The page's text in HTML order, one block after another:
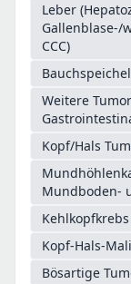
Leber
Gallenblase-/
CCC)
Weitere
Kopf/Hals
Mundboden-
Kopf-Hals-
Bösartige